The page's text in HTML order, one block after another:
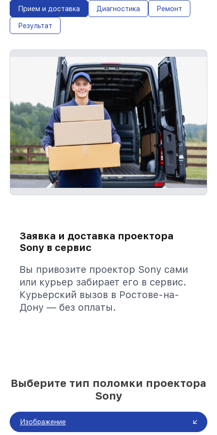
обслуживание устройств
С документами о гарантии, мы устраним
неисправности повторно без очереди.
Прием и доставка Диагностика Ремонт
Результат
Заявка и доставка проектора
Sony в сервис
Вы привозите проектор Sony сами
или курьер забирает его в сервис.
Курьерский вызов в Ростове-на-
Дону — без оплаты.
Выберите тип поломки проектора
Sony
Изображение